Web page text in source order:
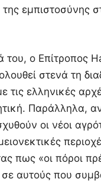
εμπιστοσύνης
του, ο Επίτροπος
στενά τη
τις ελληνικές
Παράλληλα,
οι νέοι
πως «οι πόροι
σε αυτούς που